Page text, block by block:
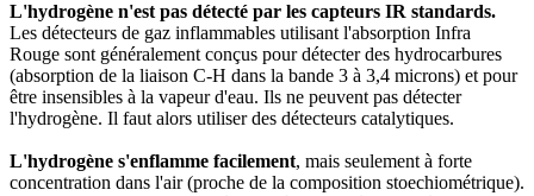
L'hydrogène n'est pas détecté par les capteurs IR standards.
Les détecteurs de gaz inflammables utilisant l'absorption Infra
Rouge sont généralement conçus pour détecter des hydrocarbures
(absorption de la liaison C-H dans la bande 3 à 3,4 microns) et pour
être insensibles à la vapeur d'eau. Ils ne peuvent pas détecter
l'hydrogène. Il faut alors utiliser des détecteurs catalytiques.
L'hydrogène s'enflamme facilement, mais seulement à forte
concentration dans l'air (proche de la composition stoechiométrique).